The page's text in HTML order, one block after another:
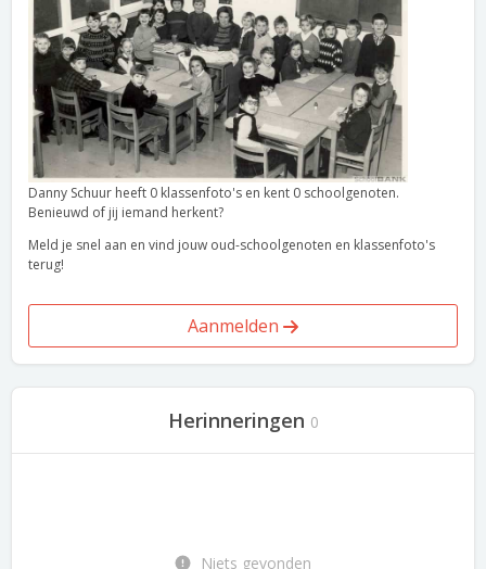
Danny Schuur heeft 0 klassenfoto's en kent 0 schoolgenoten.
Benieuwd of jij iemand herkent?
Meld je snel aan en vind jouw oud-schoolgenoten en klassenfoto's
terug!
Aanmelden
Herinneringen 0
Niets gevonden